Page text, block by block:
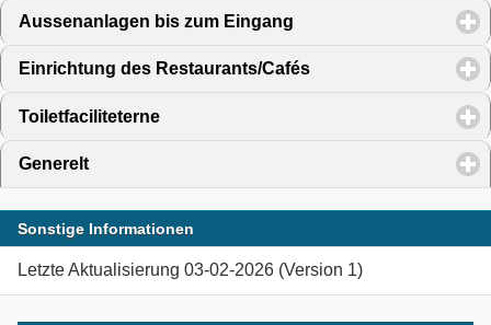
Aussenanlagen bis zum Eingang click to expand
Einrichtung des Restaurants/Cafés click to expand
Toiletfaciliteterne
Generelt
Sonstige Informationen
Letzte Aktualisierung 03-02-2026 (Version 1)